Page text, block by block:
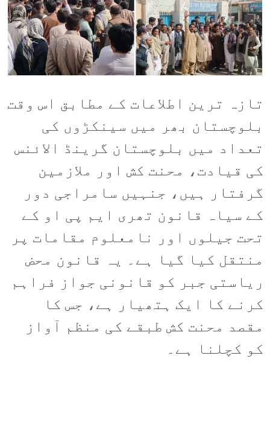
تازہ ترین اطلاعات کے مطابق اس وقت
بلوچستان بھر میں سینکڑوں کی
تعداد میں بلوچستان گرینڈ الائنس
کی قیادت، محنت کش اور ملازمین
گرفتار ہیں، جنہیں سامراجی دور
کے سیاہ قانون تھری ایم پی او کے
تحت جیلوں اور نامعلوم مقامات پر
منتقل کیا گیا ہے۔ یہ قانون محض
ریاستی جبر کو قانونی جواز فراہم
کرنے کا ایک ہتھیار ہے، جس کا
مقصد محنت کش طبقے کی منظم آواز
کو کچلنا ہے۔